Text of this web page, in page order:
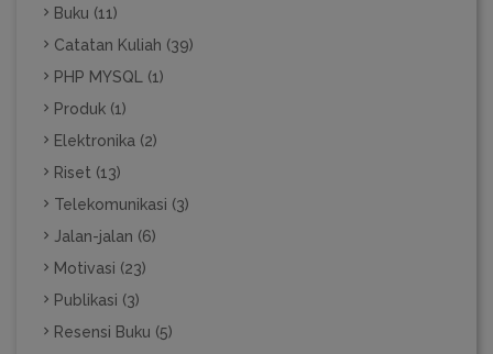
Buku (11)
Catatan Kuliah (39)
PHP MYSQL (1)
Produk (1)
Elektronika (2)
Riset (13)
Telekomunikasi (3)
Jalan-jalan (6)
Motivasi (23)
Publikasi (3)
Resensi Buku (5)